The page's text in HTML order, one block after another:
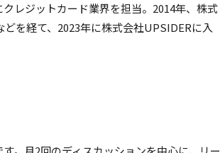
レジットカード業界を担当。2014年、株式
を経て、2023年に株式会社UPSIDERに入